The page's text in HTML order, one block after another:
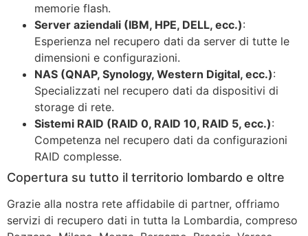
memorie flash.
Server aziendali (IBM, HPE, DELL, ecc.):
Esperienza nel recupero dati da server di tutte le
dimensioni e configurazioni.
NAS (QNAP, Synology, Western Digital, ecc.):
Specializzati nel recupero dati da dispositivi di
storage di rete.
Sistemi RAID (RAID 0, RAID 10, RAID 5, ecc.):
Competenza nel recupero dati da configurazioni
RAID complesse.
Copertura su tutto il territorio lombardo e oltre
Grazie alla nostra rete affidabile di partner, offriamo
servizi di recupero dati in tutta la Lombardia, compreso